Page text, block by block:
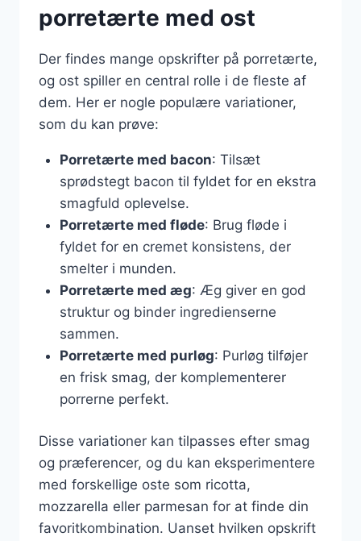
porretærte med ost
Der findes mange opskrifter på porretærte,
og ost spiller en central rolle i de fleste af
dem. Her er nogle populære variationer,
som du kan prøve:
Porretærte med bacon: Tilsæt
sprødstegt bacon til fyldet for en ekstra
smagfuld oplevelse.
Porretærte med fløde: Brug fløde i
fyldet for en cremet konsistens, der
smelter i munden.
Porretærte med æg: Æg giver en god
struktur og binder ingredienserne
sammen.
Porretærte med purløg: Purløg tilføjer
en frisk smag, der komplementerer
porrerne perfekt.
Disse variationer kan tilpasses efter smag
og præferencer, og du kan eksperimentere
med forskellige oste som ricotta,
mozzarella eller parmesan for at finde din
favoritkombination. Uanset hvilken opskrift